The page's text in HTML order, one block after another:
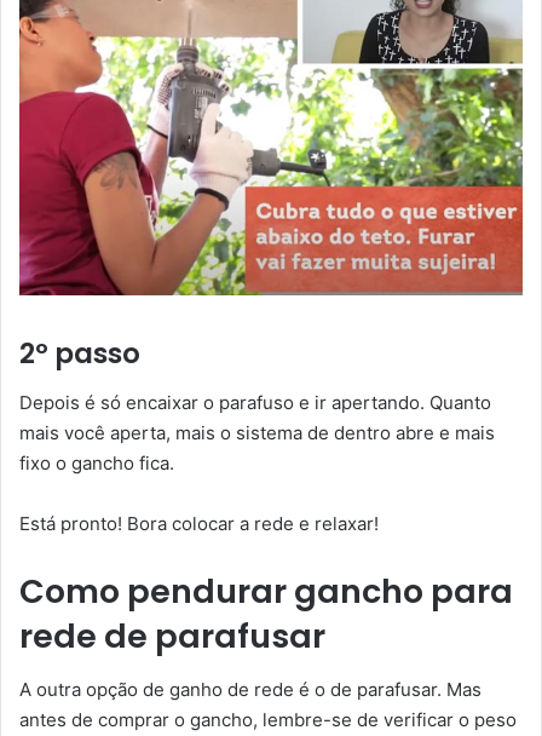
2º passo
Depois é só encaixar o parafuso e ir apertando. Quanto
mais você aperta, mais o sistema de dentro abre e mais
fixo o gancho fica.
Está pronto! Bora colocar a rede e relaxar!
Como pendurar gancho para
rede de parafusar
A outra opção de ganho de rede é o de parafusar. Mas
antes de comprar o gancho, lembre-se de verificar o peso